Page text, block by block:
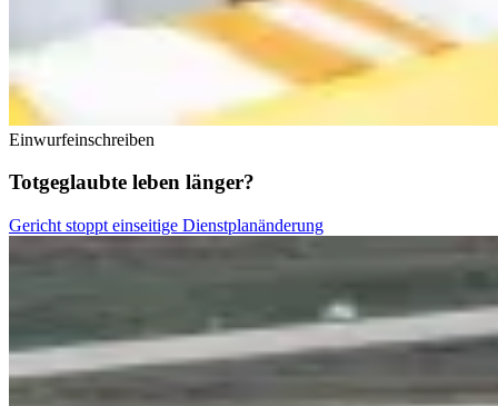
Einwurfeinschreiben
Totgeglaubte leben länger?
Gericht stoppt einseitige Dienstplanänderung